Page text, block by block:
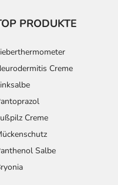
PRODUKTE
Creme
Creme
Salbe